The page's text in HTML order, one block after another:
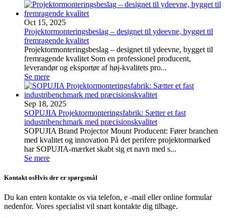
Oct 15, 2025
Projektormonteringsbeslag – designet til ydeevne, bygget til
fremragende kvalitet
Projektormonteringsbeslag – designet til ydeevne, bygget til
fremragende kvalitet Som en professionel producent,
leverandør og eksportør af høj-kvalitets pro...
Se mere
Sep 18, 2025
SOPUJIA Projektormonteringsfabrik: Sætter et fast
industribenchmark med præcisionskvalitet
SOPUJIA Brand Projector Mount Producent: Fører branchen
med kvalitet og innovation På det perifere projektormarked
har SOPUJIA-mærket skabt sig et navn med s...
Se mere
Kontakt osHvis der er spørgsmål
Du kan enten kontakte os via telefon, e -mail eller online formular
nedenfor. Vores specialist vil snart kontakte dig tilbage.